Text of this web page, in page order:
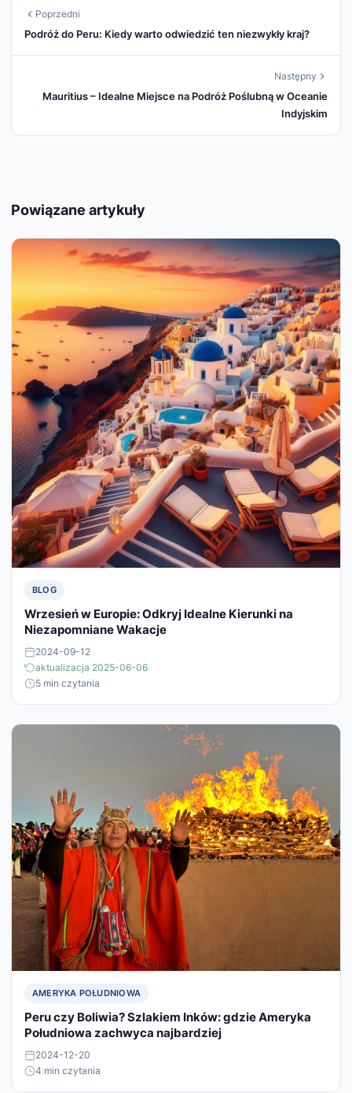
Poprzedni
Podróż do Peru: Kiedy warto odwiedzić ten niezwykły kraj?
Następny
Mauritius – Idealne Miejsce na Podróż Poślubną w Oceanie
Indyjskim
Powiązane artykuły
BLOG
Wrzesień w Europie: Odkryj Idealne Kierunki na
Niezapomniane Wakacje
2024-09-12
aktualizacja 2025-06-06
5 min czytania
AMERYKA POŁUDNIOWA
Peru czy Boliwia? Szlakiem Inków: gdzie Ameryka
Południowa zachwyca najbardziej
2024-12-20
4 min czytania